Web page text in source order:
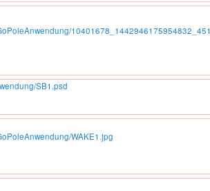
SB1.psd
WAKE1.jpg